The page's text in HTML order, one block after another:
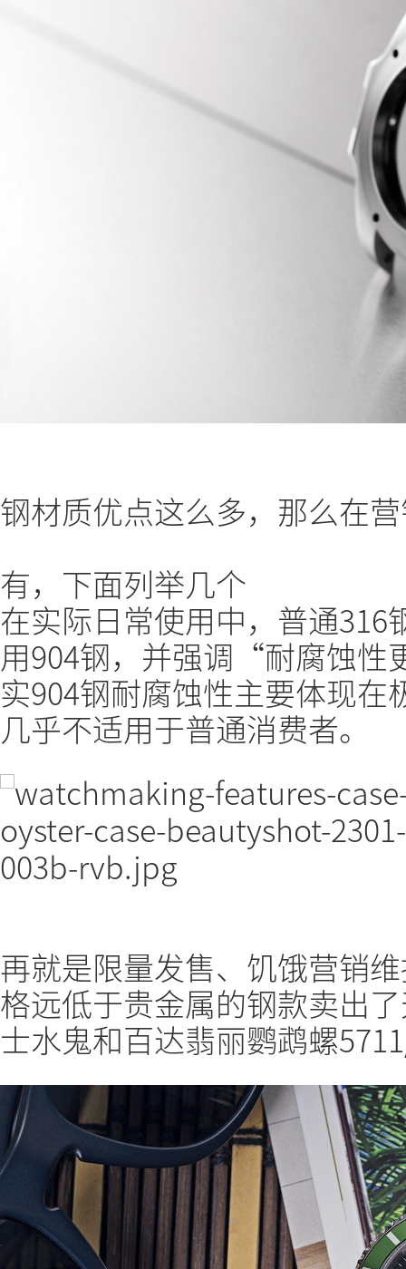
钢材质优点这么多，那么在
有，下面列举几个
在实际日常使用中，普通
用904钢，并强调“耐腐蚀
实904钢耐腐蚀性主要体现
几乎不适用于普通消费者。
再就是限量发售、饥饿营销
格远低于贵金属的钢款卖出
士水鬼和百达翡丽鹦鹉螺